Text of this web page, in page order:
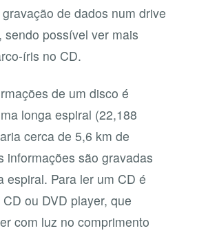
de dados num drive
sendo possível ver mais
íris no CD.
de um disco é
longa espiral (22,188
cerca de 5,6 km de
informações são gravadas
espiral. Para ler um CD é
ou DVD player, que
com luz no comprimento